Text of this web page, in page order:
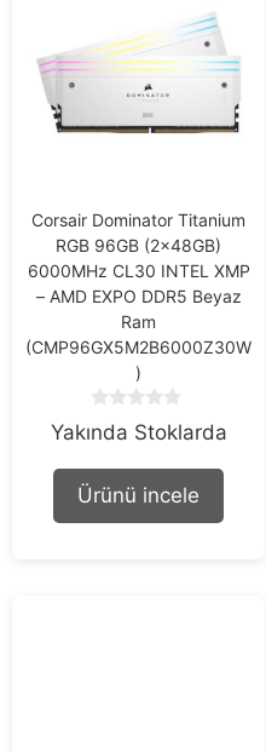
Corsair Dominator Titanium
RGB 96GB (2x48GB)
6000MHz CL30 INTEL XMP
– AMD EXPO DDR5 Beyaz
Ram
(CMP96GX5M2B6000Z30W
)
o
o
f
Yakında Stoklarda
Ürünü incele